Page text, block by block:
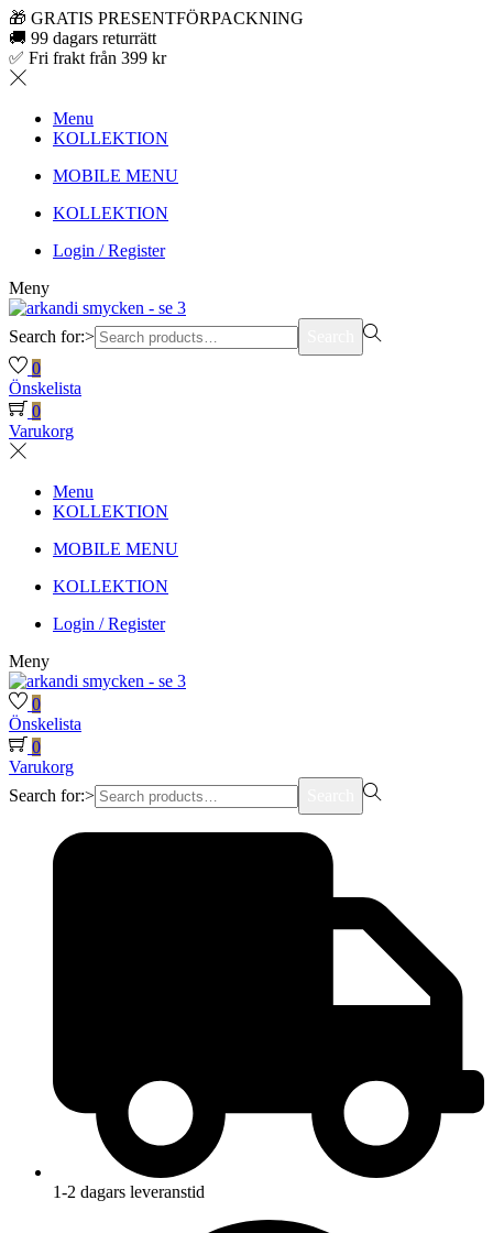
🎁 GRATIS PRESENTFÖRPACKNING
🚚 99 dagars returrätt
✅ Fri frakt från 399 kr
Menu
KOLLEKTION
MOBILE MENU
KOLLEKTION
Login / Register
Meny
Search for:>
0
Önskelista
0
Varukorg
Menu
KOLLEKTION
MOBILE MENU
KOLLEKTION
Login / Register
Meny
0
Önskelista
0
Varukorg
Search for:>
1-2 dagars leveranstid